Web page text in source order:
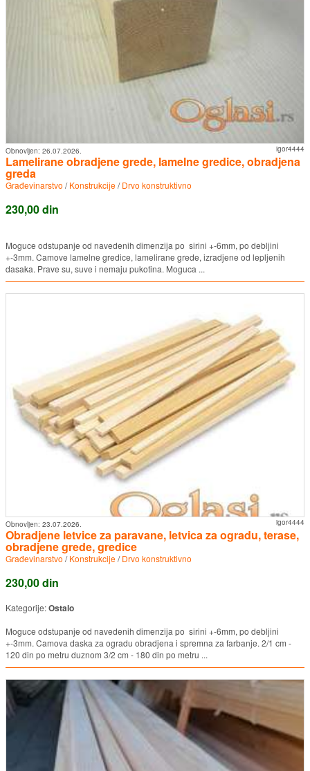
igor4444
Obnovljen: 26.07.2026.
Lamelirane obradjene grede, lamelne gredice, obradjena
greda
Građevinarstvo /Konstrukcije/Drvo konstruktivno
230,00 din
Moguce odstupanje od navedenih dimenzija po sirini +-6mm, po debljini
+-3mm. Camove lamelne gredice, lamelirane grede, izradjene od lepljenih
dasaka. Prave su, suve i nemaju pukotina. Moguca ...
igor4444
Obnovljen: 23.07.2026.
Obradjene letvice za paravane, letvica za ogradu, terase,
obradjene grede, gredice
Građevinarstvo /Konstrukcije/Drvo konstruktivno
230,00 din
Kategorije:Ostalo
Moguce odstupanje od navedenih dimenzija po sirini +-6mm, po debljini
+-3mm. Camova daska za ogradu obradjena i spremna za farbanje. 2/1 cm -
120 din po metru duznom 3/2 cm - 180 din po metru ...